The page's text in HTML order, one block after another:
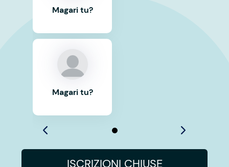
Magari tu?
Magari tu?
ISCRIZIONI CHIUSE